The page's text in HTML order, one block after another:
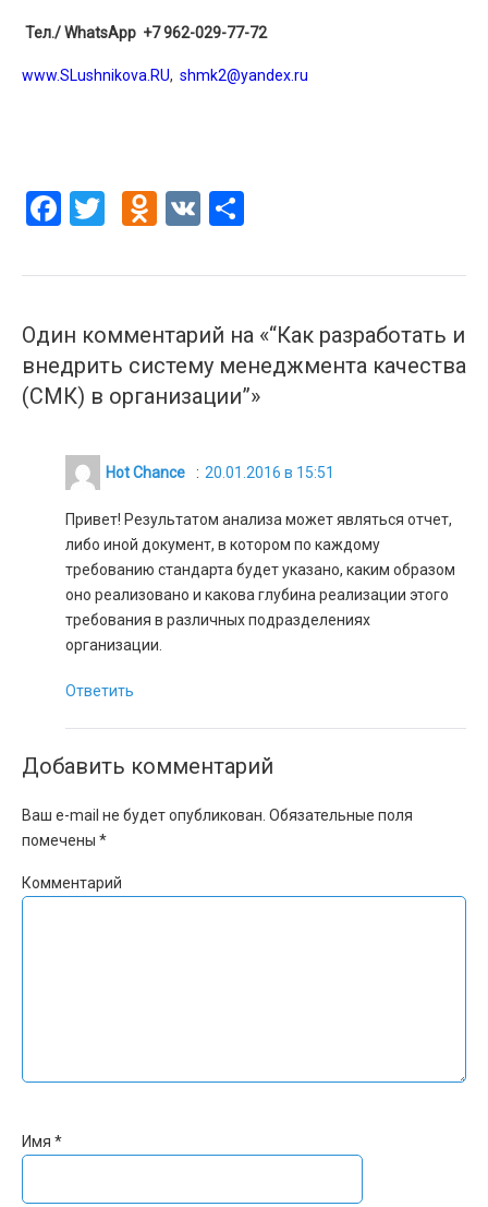
Тел./ WhatsApp +7 962-029-77-72
www.SLushnikova.RU, shmk2@yandex.ru
Facebook
TwitterOdnoklassniki
VK
Один комментарий на «“Как разработать и
внедрить систему менеджмента качества
(СМК) в организации”»
Hot Chance : 20.01.2016 в 15:51
Привет! Результатом анализа может являться отчет,
либо иной документ, в котором по каждому
требованию стандарта будет указано, каким образом
оно реализовано и какова глубина реализации этого
требования в различных подразделениях
организации.
Ответить
Добавить комментарий
Ваш e-mail не будет опубликован. Обязательные поля
помечены *
Комментарий
Имя *